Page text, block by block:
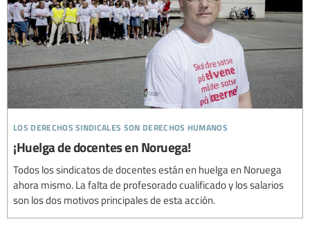
los derechos sindicales son derechos humanos
¡Huelga de docentes en Noruega!
Todos los sindicatos de docentes están en huelga en Noruega
ahora mismo. La falta de profesorado cualificado y los salarios
son los dos motivos principales de esta acción.